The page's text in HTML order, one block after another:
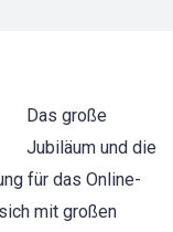
Das große
Jubiläum und die
für das Online-
mit großen